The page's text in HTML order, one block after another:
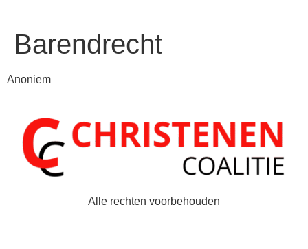
Barendrecht
Anoniem
Alle rechten voorbehouden